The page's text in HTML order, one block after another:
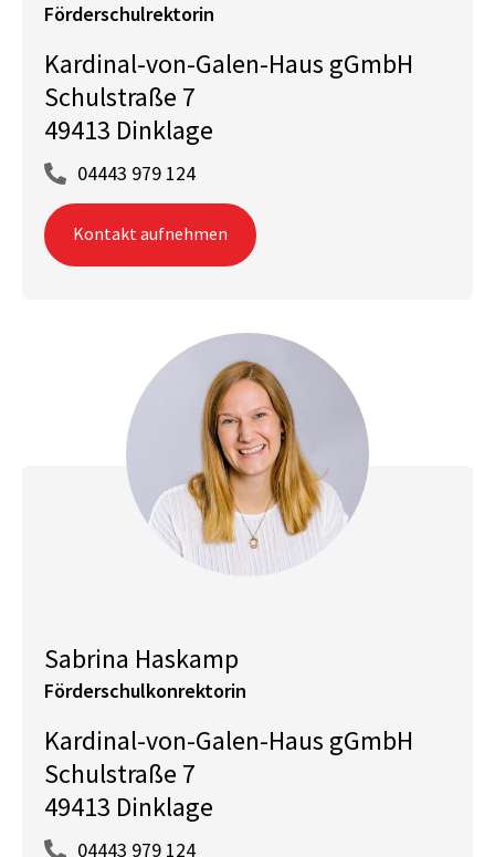
Förderschulrektorin
Kardinal-von-Galen-Haus gGmbH
Schulstraße 7
49413 Dinklage
04443 979 124
Kontakt aufnehmen
Sabrina Haskamp
Förderschulkonrektorin
Kardinal-von-Galen-Haus gGmbH
Schulstraße 7
49413 Dinklage
04443 979 124